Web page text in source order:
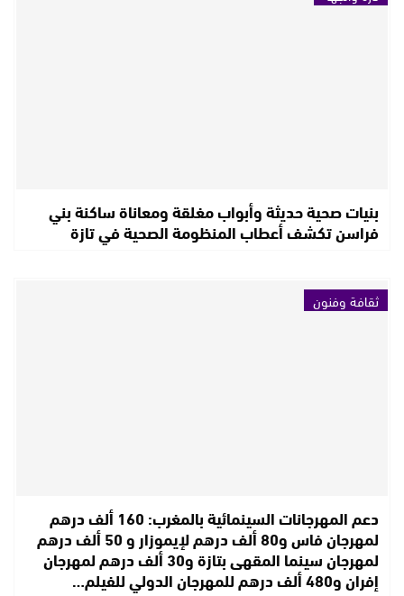
بنيات صحية حديثة وأبواب مغلقة ومعاناة ساكنة بني
فراسن تكشف أعطاب المنظومة الصحية في تازة
ثقافة وفنون
دعم المهرجانات السينمائية بالمغرب: 160 ألف درهم
لمهرجان فاس و80 ألف درهم لإيموزار و 50 ألف درهم
لمهرجان سينما المقهى بتازة و30 ألف درهم لمهرجان
إفران و480 ألف درهم للمهرجان الدولي للفيلم…